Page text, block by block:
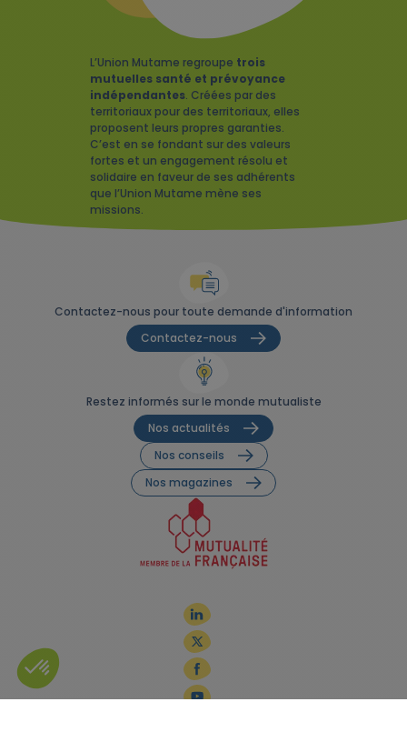
L’Union Mutame regroupe trois
mutuelles santé et prévoyance
indépendantes. Créées par des
territoriaux pour des territoriaux, elles
proposent leurs propres garanties.
C’est en se fondant sur des valeurs
fortes et un engagement résolu et
solidaire en faveur de ses adhérents
que l’Union Mutame mène ses
missions.
Contactez-nous pour toute demande d'information
Contactez-nous
Restez informés sur le monde mutualiste
Nos actualités
Nos conseils
Nos magazines